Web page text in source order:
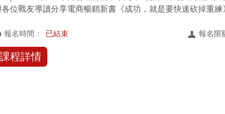
各位戰友導讀分享電商暢銷新書《成功，就是要快速砍掉重練
報名時間： 已結束 報名限
課程詳情